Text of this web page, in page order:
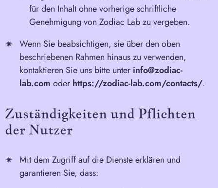
für den Inhalt ohne vorherige schriftliche
Genehmigung von Zodiac Lab zu vergeben.
Wenn Sie beabsichtigen, sie über den oben
beschriebenen Rahmen hinaus zu verwenden,
kontaktieren Sie uns bitte unter info@zodiac-
lab.com oder https://zodiac-lab.com/contacts/.
Zuständigkeiten und Pflichten
der Nutzer
Mit dem Zugriff auf die Dienste erklären und
garantieren Sie, dass: